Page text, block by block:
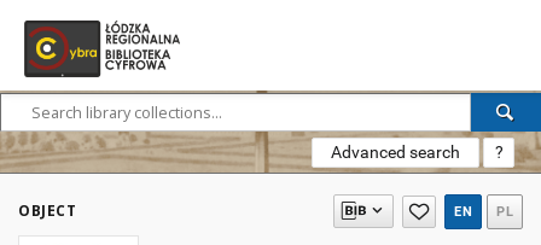
Advanced search ?
OBJECT EN PL